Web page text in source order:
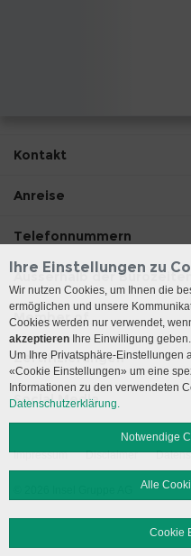
Kontakt
Anreise
Telefonnummern
Ausserhalb der
Member of
Zertifizierungen
Social Media
Impressum Disclaimer
Ihre Einstellungen zu
Wir nutzen Cookies, um Ihnen die
ermöglichen und unsere
Cookies werden nur verwendet,
akzeptieren Ihre Einwilligung geben.
Um Ihre Privatsphäre-Einstellungen
«Cookie Einstellungen» um eine
Informationen zu den verwendeten
Datenschutzerklärung.
Notwendige
Alle
Cookie